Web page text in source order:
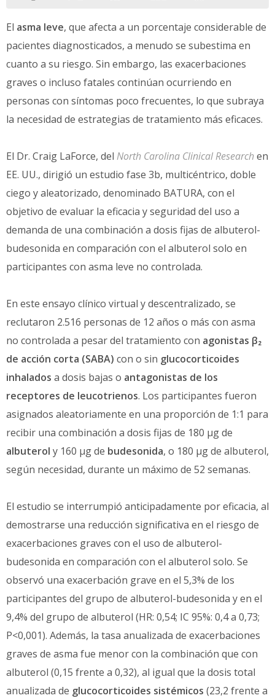
El asma leve, que afecta a un porcentaje considerable de
pacientes diagnosticados, a menudo se subestima en
cuanto a su riesgo. Sin embargo, las exacerbaciones
graves o incluso fatales continúan ocurriendo en
personas con síntomas poco frecuentes, lo que subraya
la necesidad de estrategias de tratamiento más eficaces.
El Dr. Craig LaForce, del North Carolina Clinical Researchen
EE. UU., dirigió un estudio fase 3b, multicéntrico, doble
ciego y aleatorizado, denominado BATURA, con el
objetivo de evaluar la eficacia y seguridad del uso a
demanda de una combinación a dosis fijas de albuterol-
budesonida en comparación con el albuterol solo en
participantes con asma leve no controlada.
En este ensayo clínico virtual y descentralizado, se
reclutaron 2.516 personas de 12 años o más con asma
no controlada a pesar del tratamiento con agonistas β₂
de acción corta (SABA) con o sin glucocorticoides
inhalados a dosis bajas o antagonistas de los
receptores de leucotrienos. Los participantes fueron
asignados aleatoriamente en una proporción de 1:1 para
recibir una combinación a dosis fijas de 180 µg de
albuterol y 160 µg de budesonida, o 180 µg de albuterol,
según necesidad, durante un máximo de 52 semanas.
El estudio se interrumpió anticipadamente por eficacia, al
demostrarse una reducción significativa en el riesgo de
exacerbaciones graves con el uso de albuterol-
budesonida en comparación con el albuterol solo. Se
observó una exacerbación grave en el 5,3% de los
participantes del grupo de albuterol-budesonida y en el
9,4% del grupo de albuterol (HR: 0,54; IC 95%: 0,4 a 0,73;
P<0,001). Además, la tasa anualizada de exacerbaciones
graves de asma fue menor con la combinación que con
albuterol (0,15 frente a 0,32), al igual que la dosis total
anualizada de glucocorticoides sistémicos (23,2 frente a